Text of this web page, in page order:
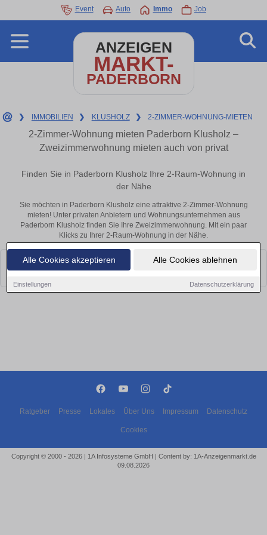
Alle Cookies akzeptieren Alle Cookies ablehnen
Einstellungen Datenschutzerklärung
Event Auto Immo Job
ANZEIGEN
MARKT-
PADERBORN
❯ IMMOBILIEN ❯ KLUSHOLZ ❯ 2-ZIMMER-WOHNUNG-MIETEN
2-Zimmer-Wohnung mieten Paderborn Klusholz –
Zweizimmerwohnung mieten auch von privat
Finden Sie in Paderborn Klusholz Ihre 2-Raum-Wohnung in
der Nähe
Sie möchten in Paderborn Klusholz eine attraktive 2-Zimmer-Wohnung
mieten! Unter privaten Anbietern und Wohnungsunternehmen aus
Paderborn Klusholz finden Sie Ihre Zweizimmerwohnung. Mit ein paar
Klicks zu Ihrer 2-Raum-Wohnung in der Nähe.
Leider konnten wir derzeit keine passenden Objekte finden. Schauen Sie
bald wieder vorbei!
Ratgeber Presse Lokales Über Uns Impressum Datenschutz
Cookies
Copyright © 2000 - 2026 | 1A Infosysteme GmbH | Content by: 1A-Anzeigenmarkt.de
09.08.2026